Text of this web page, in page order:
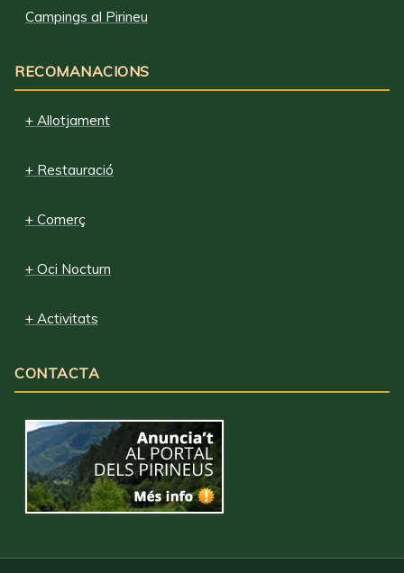
Campings al Pirineu
RECOMANACIONS
+ Allotjament
+ Restauració
+ Comerç
+ Oci Nocturn
+ Activitats
CONTACTA